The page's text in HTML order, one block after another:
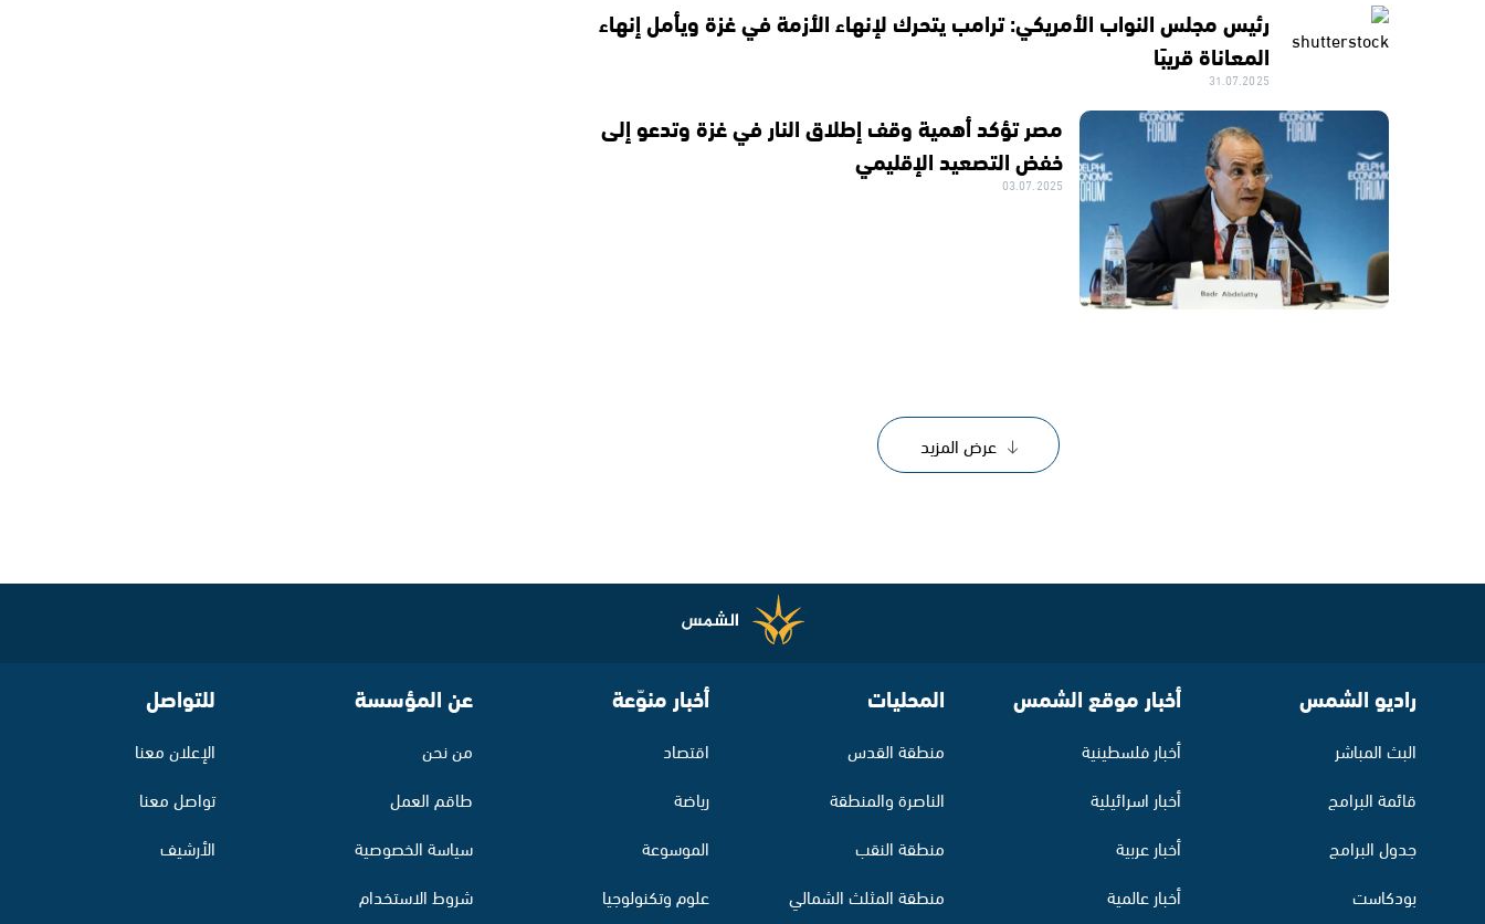
رئيس مجلس النواب الأمريكي: ترامب يتحرك لإنهاء الأزمة في غزة ويأمل إنهاء
المعاناة قريبًا
31.07.2025
مصر تؤكد أهمية وقف إطلاق النار في غزة وتدعو إلى
خفض التصعيد الإقليمي
03.07.2025
عرض المزيد
راديو الشمس
البث المباشر
قائمة البرامج
جدول البرامج
بودكاست
أخبار موقع الشمس
أخبار فلسطينية
أخبار اسرائيلية
أخبار عربية
أخبار عالمية
المحليات
منطقة القدس
الناصرة والمنطقة
منطقة النقب
منطقة المثلث الشمالي
أخبار منوّعة
اقتصاد
رياضة
الموسوعة
علوم وتكنولوجيا
عن المؤسسة
من نحن
طاقم العمل
سياسة الخصوصية
شروط الاستخدام
للتواصل
الإعلان معنا
تواصل معنا
الأرشيف